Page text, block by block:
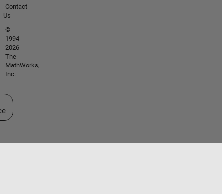
Contact
Us
©
1994-
2026
The
MathWorks,
Inc.
un site web